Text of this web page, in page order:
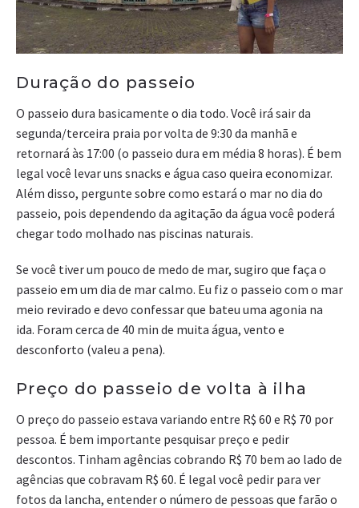
Duração do passeio
O passeio dura basicamente o dia todo. Você irá sair da
segunda/terceira praia por volta de 9:30 da manhã e
retornará às 17:00 (o passeio dura em média 8 horas). É bem
legal você levar uns snacks e água caso queira economizar.
Além disso, pergunte sobre como estará o mar no dia do
passeio, pois dependendo da agitação da água você poderá
chegar todo molhado nas piscinas naturais.
Se você tiver um pouco de medo de mar, sugiro que faça o
passeio em um dia de mar calmo. Eu fiz o passeio com o mar
meio revirado e devo confessar que bateu uma agonia na
ida. Foram cerca de 40 min de muita água, vento e
desconforto (valeu a pena).
Preço do passeio de volta à ilha
O preço do passeio estava variando entre R$ 60 e R$ 70 por
pessoa. É bem importante pesquisar preço e pedir
descontos. Tinham agências cobrando R$ 70 bem ao lado de
agências que cobravam R$ 60. É legal você pedir para ver
fotos da lancha, entender o número de pessoas que farão o